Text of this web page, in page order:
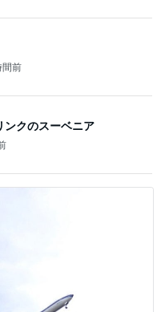
間前
ンクのスーベニア